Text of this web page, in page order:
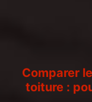
Comparer
toiture :